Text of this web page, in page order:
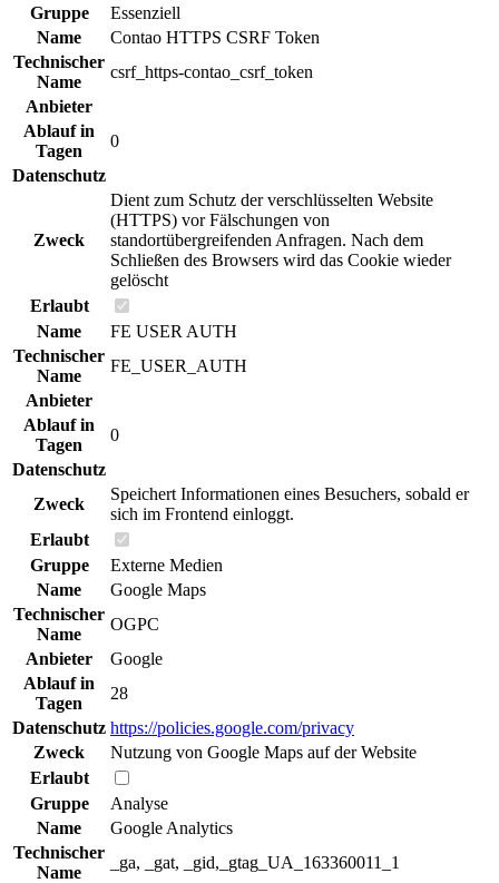
Gruppe
Essenziell
Name
Contao HTTPS CSRF Token
Technischer
Name
csrf_https-contao_csrf_token
Anbieter
Ablauf in
Tagen
0
Datenschutz
Zweck
Dient zum Schutz der verschlüsselten Website
(HTTPS) vor Fälschungen von
standortübergreifenden Anfragen. Nach dem
Schließen des Browsers wird das Cookie wieder
gelöscht
Erlaubt
Name
FE USER AUTH
Technischer
Name
FE_USER_AUTH
Anbieter
Ablauf in
Tagen
0
Datenschutz
Zweck
Speichert Informationen eines Besuchers, sobald er
sich im Frontend einloggt.
Erlaubt
Gruppe
Externe Medien
Name
Google Maps
Technischer
Name
OGPC
Anbieter
Google
Ablauf in
Tagen
28
Datenschutz https://policies.google.com/privacy
Zweck
Nutzung von Google Maps auf der Website
Erlaubt
Gruppe
Analyse
Name
Google Analytics
Technischer
Name
_ga, _gat, _gid,_gtag_UA_163360011_1